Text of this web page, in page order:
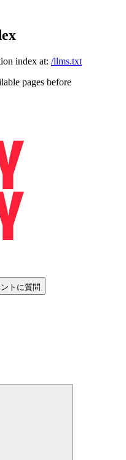
index at: /llms.txt
pages before
トに質問